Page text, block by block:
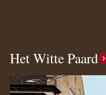
Het Witte Paard ›